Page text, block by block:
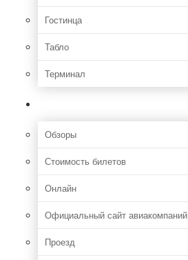
Гостинца
Табло
Терминал
Обзоры
Стоимость билетов
Онлайн
Официальный сайт авиакомпаний
Проезд